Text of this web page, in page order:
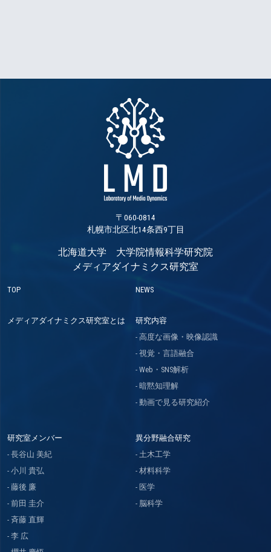
〒060-0814
札幌市北区北14条西9丁目
北海道大学 大学院情報科学研究院
メディアダイナミクス研究室
TOP NEWS
メディアダイナミクス研究室とは
研究内容
高度な画像・映像認識
視覚・言語融合
Web・SNS解析
暗黙知理解
動画で見る研究紹介
研究室メンバー
長谷山 美紀
小川 貴弘
藤後 廉
前田 圭介
斉藤 直輝
李 広
異分野融合研究
土木工学
材料科学
医学
脳科学